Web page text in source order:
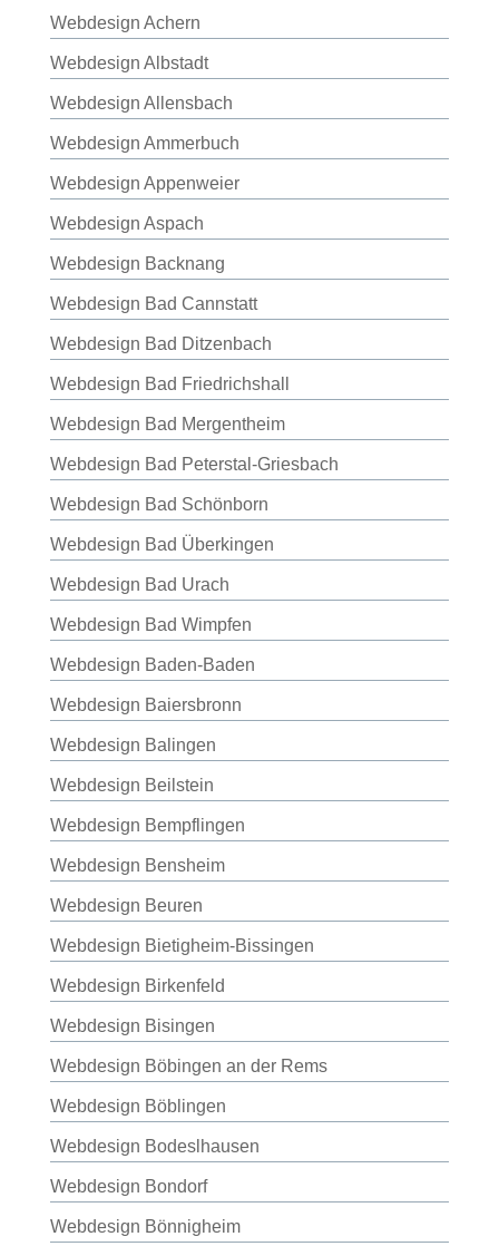
Webdesign Achern
Webdesign Albstadt
Webdesign Allensbach
Webdesign Ammerbuch
Webdesign Appenweier
Webdesign Aspach
Webdesign Backnang
Webdesign Bad Cannstatt
Webdesign Bad Ditzenbach
Webdesign Bad Friedrichshall
Webdesign Bad Mergentheim
Webdesign Bad Peterstal-Griesbach
Webdesign Bad Schönborn
Webdesign Bad Überkingen
Webdesign Bad Urach
Webdesign Bad Wimpfen
Webdesign Baden-Baden
Webdesign Baiersbronn
Webdesign Balingen
Webdesign Beilstein
Webdesign Bempflingen
Webdesign Bensheim
Webdesign Beuren
Webdesign Bietigheim-Bissingen
Webdesign Birkenfeld
Webdesign Bisingen
Webdesign Böbingen an der Rems
Webdesign Böblingen
Webdesign Bodeslhausen
Webdesign Bondorf
Webdesign Bönnigheim